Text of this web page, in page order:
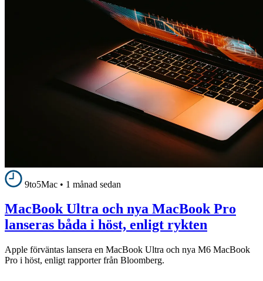
9to5Mac • 1 månad sedan
MacBook Ultra och nya MacBook Pro
lanseras båda i höst, enligt rykten
Apple förväntas lansera en MacBook Ultra och nya M6 MacBook
Pro i höst, enligt rapporter från Bloomberg.